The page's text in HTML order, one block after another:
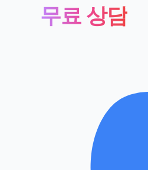
무료 상담